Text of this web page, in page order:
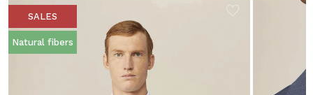
SALES
Natural fibers